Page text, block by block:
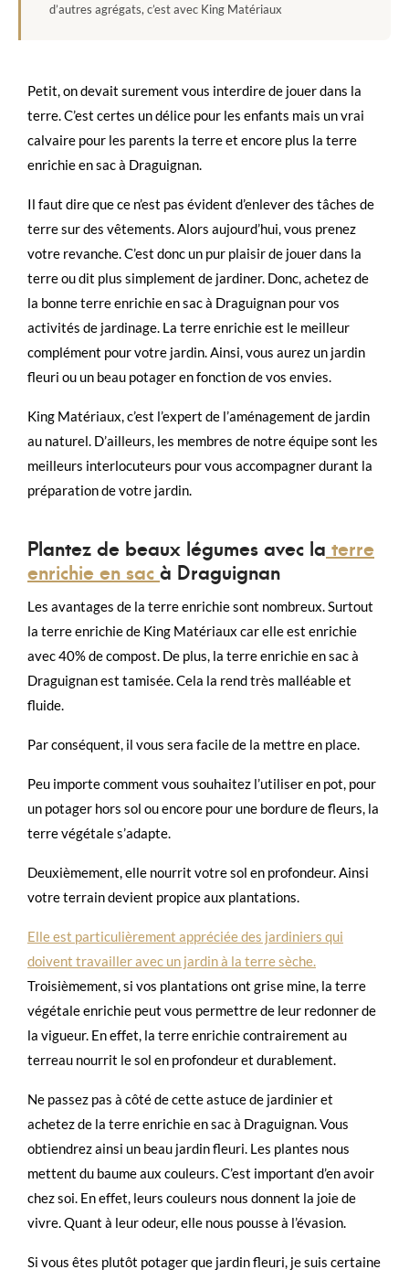
d’autres agrégats, c’est avec King Matériaux
Petit, on devait surement vous interdire de jouer dans la
terre. C’est certes un délice pour les enfants mais un vrai
calvaire pour les parents la terre et encore plus la terre
enrichie en sac à Draguignan.
Il faut dire que ce n’est pas évident d’enlever des tâches de
terre sur des vêtements. Alors aujourd’hui, vous prenez
votre revanche. C’est donc un pur plaisir de jouer dans la
terre ou dit plus simplement de jardiner. Donc, achetez de
la bonne terre enrichie en sac à Draguignan pour vos
activités de jardinage. La terre enrichie est le meilleur
complément pour votre jardin. Ainsi, vous aurez un jardin
fleuri ou un beau potager en fonction de vos envies.
King Matériaux, c’est l’expert de l’aménagement de jardin
au naturel. D’ailleurs, les membres de notre équipe sont les
meilleurs interlocuteurs pour vous accompagner durant la
préparation de votre jardin.
Plantez de beaux légumes avec la terre
enrichie en sacà Draguignan
Les avantages de la terre enrichie sont nombreux. Surtout
la terre enrichie de King Matériaux car elle est enrichie
avec 40% de compost. De plus, la terre enrichie en sac à
Draguignan est tamisée. Cela la rend très malléable et
fluide.
Par conséquent, il vous sera facile de la mettre en place.
Peu importe comment vous souhaitez l’utiliser en pot, pour
un potager hors sol ou encore pour une bordure de fleurs, la
terre végétale s’adapte.
Deuxièmement, elle nourrit votre sol en profondeur. Ainsi
votre terrain devient propice aux plantations.
Elle est particulièrement appréciée des jardiniers qui
doivent travailler avec un jardin à la terre sèche.
Troisièmement, si vos plantations ont grise mine, la terre
végétale enrichie peut vous permettre de leur redonner de
la vigueur. En effet, la terre enrichie contrairement au
terreau nourrit le sol en profondeur et durablement.
Ne passez pas à côté de cette astuce de jardinier et
achetez de la terre enrichie en sac à Draguignan. Vous
obtiendrez ainsi un beau jardin fleuri. Les plantes nous
mettent du baume aux couleurs. C’est important d’en avoir
chez soi. En effet, leurs couleurs nous donnent la joie de
vivre. Quant à leur odeur, elle nous pousse à l’évasion.
Si vous êtes plutôt potager que jardin fleuri, je suis certaine